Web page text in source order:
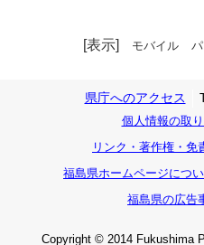
[表示] モバイル
県庁へのアクセス
個人情報の取
リンク・著作権・免
福島県ホームページにつ
福島県の広告
Copyright © 2014 Fukushima